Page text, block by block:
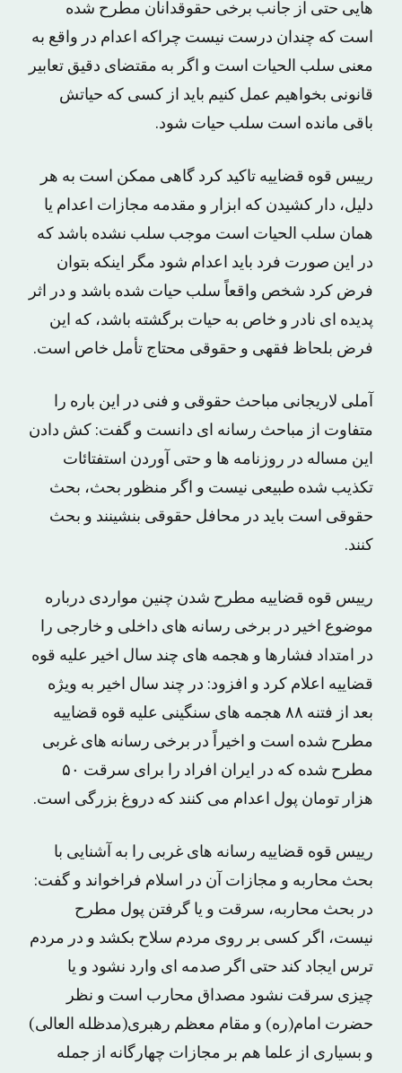
هایی حتی از جانب برخی حقوقدانان مطرح شده
است که چندان درست نیست چراکه اعدام در واقع به
معنی سلب الحیات است و اگر به مقتضای دقیق تعابیر
قانونی بخواهیم عمل کنیم باید از کسی که حیاتش
باقی مانده است سلب حیات شود.
رییس قوه قضاییه تاکید کرد گاهی ممکن است به هر
دلیل، دار کشیدن که ابزار و مقدمه مجازات اعدام یا
همان سلب الحیات است موجب سلب نشده باشد که
در این صورت فرد باید اعدام شود مگر اینکه بتوان
فرض کرد شخص واقعاً سلب حیات شده باشد و در اثر
پدیده ای نادر و خاص به حیات برگشته باشد، که این
فرض بلحاظ فقهی و حقوقی محتاج تأمل خاص است.
آملی لاریجانی مباحث حقوقی و فنی در این باره را
متفاوت از مباحث رسانه ای دانست و گفت: کش دادن
این مساله در روزنامه ها و حتی آوردن استفتائات
تکذیب شده طبیعی نیست و اگر منظور بحث، بحث
حقوقی است باید در محافل حقوقی بنشینند و بحث
کنند.
رییس قوه قضاییه مطرح شدن چنین مواردی درباره
موضوع اخیر در برخی رسانه های داخلی و خارجی را
در امتداد فشارها و هجمه های چند سال اخیر علیه قوه
قضاییه اعلام کرد و افزود: در چند سال اخیر به ویژه
بعد از فتنه ۸۸ هجمه های سنگینی علیه قوه قضاییه
مطرح شده است و اخیراً در برخی رسانه های غربی
مطرح شده که در ایران افراد را برای سرقت ۵۰
هزار تومان پول اعدام می کنند که دروغ بزرگی است.
رییس قوه قضاییه رسانه های غربی را به آشنایی با
بحث محاربه و مجازات آن در اسلام فراخواند و گفت:
در بحث محاربه، سرقت و یا گرفتن پول مطرح
نیست، اگر کسی بر روی مردم سلاح بکشد و در مردم
ترس ایجاد کند حتی اگر صدمه ای وارد نشود و یا
چیزی سرقت نشود مصداق محارب است و نظر
حضرت امام(ره) و مقام معظم رهبری(مدظله العالی)
و بسیاری از علما هم بر مجازات چهارگانه از جمله